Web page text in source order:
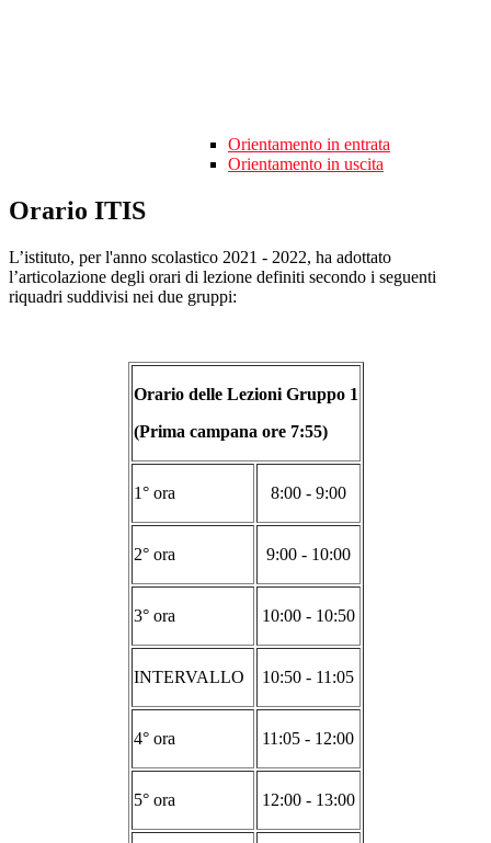
Orientamento in entrata
Orientamento in uscita
Orario ITIS
L’istituto, per l'anno scolastico 2021 - 2022, ha adottato
l’articolazione degli orari di lezione definiti secondo i seguenti
riquadri suddivisi nei due gruppi:
Orario delle Lezioni Gruppo 1
(Prima campana ore 7:55)
1° ora 8:00 - 9:00
2° ora 9:00 - 10:00
3° ora 10:00 - 10:50
INTERVALLO 10:50 - 11:05
4° ora 11:05 - 12:00
5° ora 12:00 - 13:00